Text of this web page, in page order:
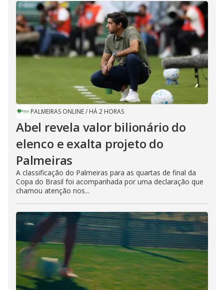
PALMEIRAS ONLINE/ HÁ 2 HORAS
Abel revela valor bilionário do
elenco e exalta projeto do
Palmeiras
A classificação do Palmeiras para as quartas de final da
Copa do Brasil foi acompanhada por uma declaração que
chamou atenção nos...